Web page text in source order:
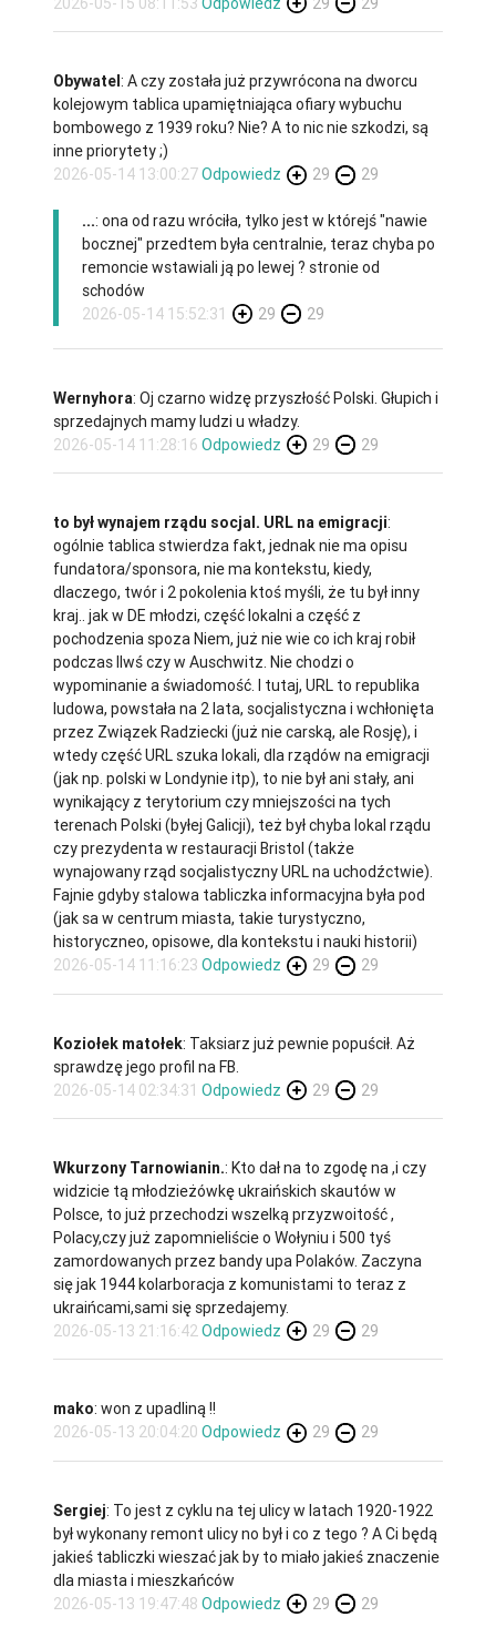
Obywatel: A czy została już przywrócona na dworcu
kolejowym tablica upamiętniająca ofiary wybuchu
bombowego z 1939 roku? Nie? A to nic nie szkodzi, są
inne priorytety ;)
2026-05-14 13:00:27Odpowiedz 29 29
...: ona od razu wróciła, tylko jest w którejś "nawie
bocznej" przedtem była centralnie, teraz chyba po
remoncie wstawiali ją po lewej ? stronie od
schodów
2026-05-14 15:52:31
29 29
Wernyhora: Oj czarno widzę przyszłość Polski. Głupich i
sprzedajnych mamy ludzi u władzy.
2026-05-14 11:28:16 Odpowiedz 29 29
to był wynajem rządu socjal. URL na emigracji:
ogólnie tablica stwierdza fakt, jednak nie ma opisu
fundatora/sponsora, nie ma kontekstu, kiedy,
dlaczego, twór i 2 pokolenia ktoś myśli, że tu był inny
kraj.. jak w DE młodzi, część lokalni a część z
pochodzenia spoza Niem, już nie wie co ich kraj robił
podczas IIwś czy w Auschwitz. Nie chodzi o
wypominanie a świadomość. I tutaj, URL to republika
ludowa, powstała na 2 lata, socjalistyczna i wchłonięta
przez Związek Radziecki (już nie carską, ale Rosję), i
wtedy część URL szuka lokali, dla rządów na emigracji
(jak np. polski w Londynie itp), to nie był ani stały, ani
wynikający z terytorium czy mniejszości na tych
terenach Polski (byłej Galicji), też był chyba lokal rządu
czy prezydenta w restauracji Bristol (także
wynajowany rząd socjalistyczny URL na uchodźctwie).
Fajnie gdyby stalowa tabliczka informacyjna była pod
(jak sa w centrum miasta, takie turystyczno,
historyczneo, opisowe, dla kontekstu i nauki historii)
2026-05-14 11:16:23 Odpowiedz 29 29
Koziołek matołek: Taksiarz już pewnie popuścił. Aż
sprawdzę jego profil na FB.
2026-05-14 02:34:31 Odpowiedz 29 29
Wkurzony Tarnowianin.: Kto dał na to zgodę na ,i czy
widzicie tą młodzieżówkę ukraińskich skautów w
Polsce, to już przechodzi wszelką przyzwoitość ,
Polacy,czy już zapomnieliście o Wołyniu i 500 tyś
zamordowanych przez bandy upa Polaków. Zaczyna
się jak 1944 kolarboracja z komunistami to teraz z
ukraińcami,sami się sprzedajemy.
2026-05-13 21:16:42Odpowiedz 29 29
mako: won z upadliną !!
2026-05-13 20:04:20 Odpowiedz 29 29
Sergiej: To jest z cyklu na tej ulicy w latach 1920-1922
był wykonany remont ulicy no był i co z tego ? A Ci będą
jakieś tabliczki wieszać jak by to miało jakieś znaczenie
dla miasta i mieszkańców
2026-05-13 19:47:48 Odpowiedz 29 29